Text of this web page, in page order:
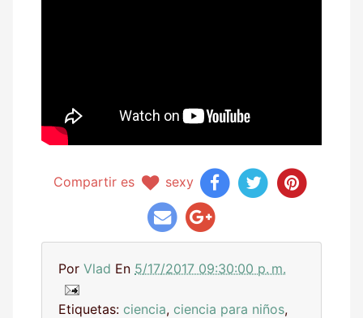
Compartir es sexy
Por Vlad En 5/17/2017 09:30:00 p. m.
Etiquetas: ciencia, ciencia para niños,